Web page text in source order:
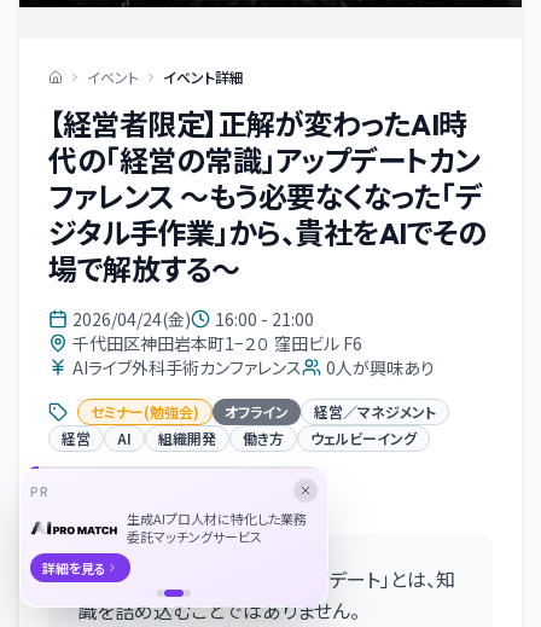
イベント イベント詳細
【経営者限定】正解が変わったAI時
代の「経営の常識」アップデートカン
ファレンス 〜もう必要なくなった「デ
ジタル手作業」から、貴社をAIでその
場で解放する〜
2026/04/24(金)
16:00 - 21:00
千代田区神田岩本町1−２０ 窪田ビル F6
AIライブ外科手術カンファレンス
0人が興味あり
セミナー(勉強会) オフライン
経営／マネジメント
経営
AI 組織開発 働き方 ウェルビーイング
本カンファレンスで行う「アップデート」とは、知
識を詰め込むことではありません。
PR
生成AIプロ人材に特化した業務
委託マッチングサービス
詳細を見る